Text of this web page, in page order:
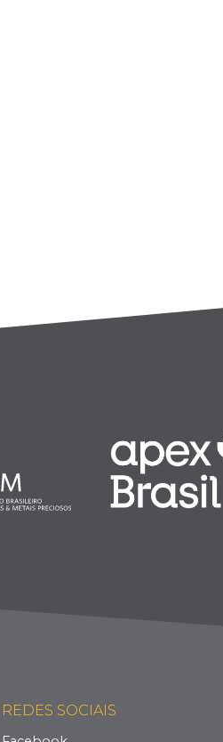
REDES SOCIAIS